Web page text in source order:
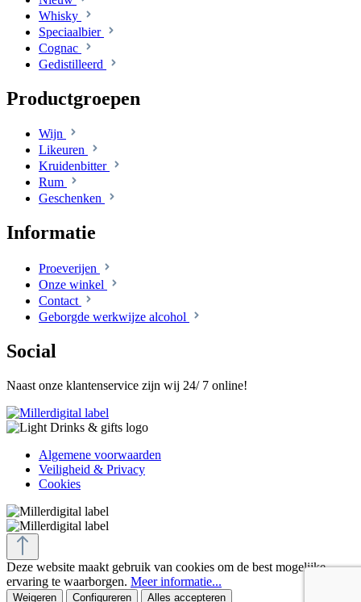
Whisky
Speciaalbier
Cognac
Gedistilleerd
Productgroepen
Wijn
Likeuren
Kruidenbitter
Rum
Geschenken
Informatie
Proeverijen
Onze winkel
Contact
Geborgde werkwijze alcohol
Social
Naast onze klantenservice zijn wij 24/ 7 online!
Algemene voorwaarden
Veiligheid & Privacy
Cookies
Deze website maakt gebruik van cookies om de best mogelijke
ervaring te waarborgen. Meer informatie...
Weigeren Configureren Alles accepteren